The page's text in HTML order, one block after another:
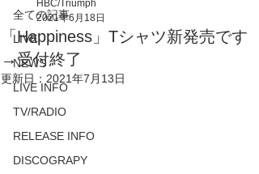
全ての記事
LIVE
NEWS
LIVE INFO
TV/RADIO
RELEASE INFO
DISCOGRAPY
「Happiness」Tシャツ新発売です
→受付終了
HBC/Triumph
2021年6月18日
更新日： 2021年7月13日